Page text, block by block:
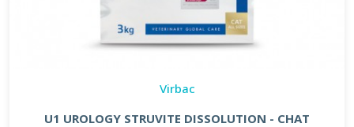
Virbac
U1 UROLOGY STRUVITE DISSOLUTION - CHAT